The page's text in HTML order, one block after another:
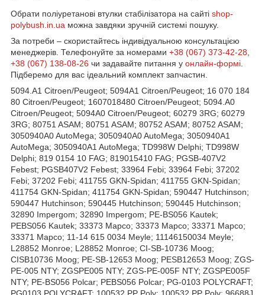
Обрати поліуретанові втулки стабілізатора на сайті shop-
polybush.in.ua можна завдяки зручній системі пошуку.
За потреби – скористайтесь індивідуальною консультацією
менеджерів. Телефонуйте за номерами +38 (067) 373-42-28
+38 (067) 138-08-26 чи задавайте питання у онлайн-формі
Підберемо для вас ідеальний комплект запчастин.
5094.A1 Citroen/Peugeot; 5094A1 Citroen/Peugeot; 16 070 184
80 Citroen/Peugeot; 1607018480 Citroen/Peugeot; 5094.A0
Citroen/Peugeot; 5094A0 Citroen/Peugeot; 60279 3RG; 60279
3RG; 80751 ASAM; 80751 ASAM; 80752 ASAM; 80752 ASAM;
3050940A0 AutoMega; 3050940A0 AutoMega; 3050940A1
AutoMega; 3050940A1 AutoMega; TD998W Delphi; TD998W
Delphi; 819 0154 10 FAG; 819015410 FAG; PGSB-407V2
Febest; PGSB407V2 Febest; 33964 Febi; 33964 Febi; 37202
Febi; 37202 Febi; 411755 GKN-Spidan; 411755 GKN-Spidan;
411754 GKN-Spidan; 411754 GKN-Spidan; 590447 Hutchinson;
590447 Hutchinson; 590445 Hutchinson; 590445 Hutchinson;
32890 Impergom; 32890 Impergom; PE-BS056 Kautek;
PEBS056 Kautek; 33373 Mapco; 33373 Mapco; 33371 Mapco;
33371 Mapco; 11-14 615 0034 Meyle; 11146150034 Meyle;
L28852 Monroe; L28852 Monroe; CI-SB-10736 Moog;
CISB10736 Moog; PE-SB-12653 Moog; PESB12653 Moog; ZGS-
PE-005 NTY; ZGSPE005 NTY; ZGS-PE-005F NTY; ZGSPE005F
NTY; PE-BS056 Polcar; PEBS056 Polcar; PG-0103 POLYCRAFT;